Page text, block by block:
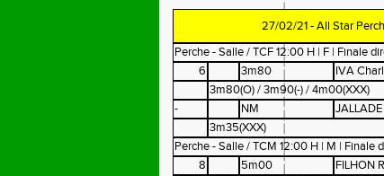
27/02/21 - All Star
Perche - Salle / TCF 12:00 H | F | Finale
6
3m80 IVA
3m80(O) / 3m90(-) / 4m00(XXX)
-
NM JALLADE
3m35(XXX)
Perche - Salle / TCM 12:00 H | M | Finale
8
5m00 FILHON